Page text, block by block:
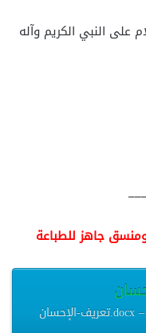
على النبي الكريم وآله
جاهز للطباعة
تعريف-الإحسان.docx – تم التنزيل العديد من المرات – 21.77